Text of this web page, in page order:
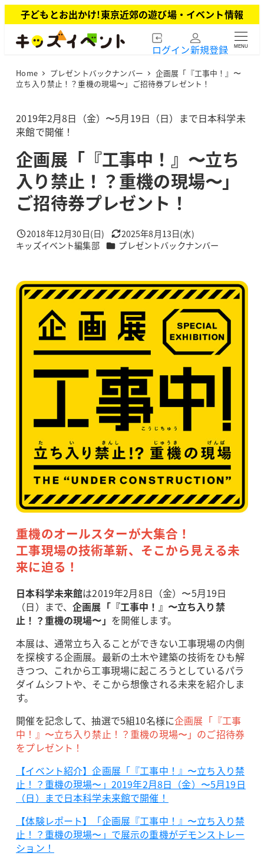
イ
子どもとお出かけ!東京近郊の遊び場・イベント情報
ログイン新規登録 MENU
Home プレゼントバックナンバー
企画展「『工事中！』〜
立ち入り禁止！？重機の現場〜」ご招待券プレゼント！
2019年2月8日（金）〜5月19日（日）まで日本科学未
来館で開催！
企画展「『工事中！』〜立ち
入り禁止！？重機の現場〜」
ご招待券プレゼント！
投稿日
2018年12月30日(日) 更新日
2025年8月13日(水)
著
キッズイベント編集部 カテゴリー
プレゼントバックナンバー
重機のオールスターが大集合！
工事現場の技術革新、そこから見える未
来に迫る！
日本科学未来館は2019年2月8日（金）〜5月19日
（日）まで、企画展「『工事中！』〜立ち入り禁
止！？重機の現場〜」 を開催します。
本展は、通常立ち入ることができない工事現場の内側
を探検する企画展。最新の土木や建築の技術をひも解
きつつ、これから工事現場に起ころうとしているパラ
ダイムシフトや、そこから想像される未来を紹介しま
す。
開催を記念して、抽選で5組10名様に企画展「『工事
中！』〜立ち入り禁止！？重機の現場〜」のご招待券
をプレゼント！
【イベント紹介】企画展「『工事中！』〜立ち入り禁
止！？重機の現場〜」2019年2月8日（金）〜5月19日
（日）まで日本科学未来館で開催！
【体験レポート】「企画展『工事中！』〜立ち入り禁
止！？重機の現場〜」で展示の重機がデモンストレー
ション！